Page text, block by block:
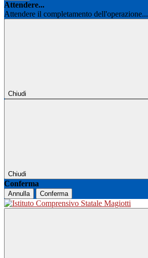
Attendere...
Attendere il completamento dell'operazione...
Chiudi
Chiudi
Conferma
Annulla Conferma